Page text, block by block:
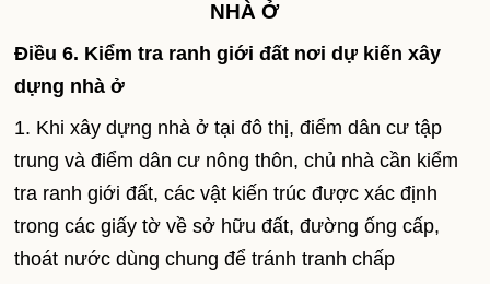
NHÀ Ở
Điều 6. Kiểm tra ranh giới đất nơi dự kiến xây
dựng nhà ở
1. Khi xây dựng nhà ở tại đô thị, điểm dân cư tập
trung và điểm dân cư nông thôn, chủ nhà cần kiểm
tra ranh giới đất, các vật kiến trúc được xác định
trong các giấy tờ về sở hữu đất, đường ống cấp,
thoát nước dùng chung để tránh tranh chấp